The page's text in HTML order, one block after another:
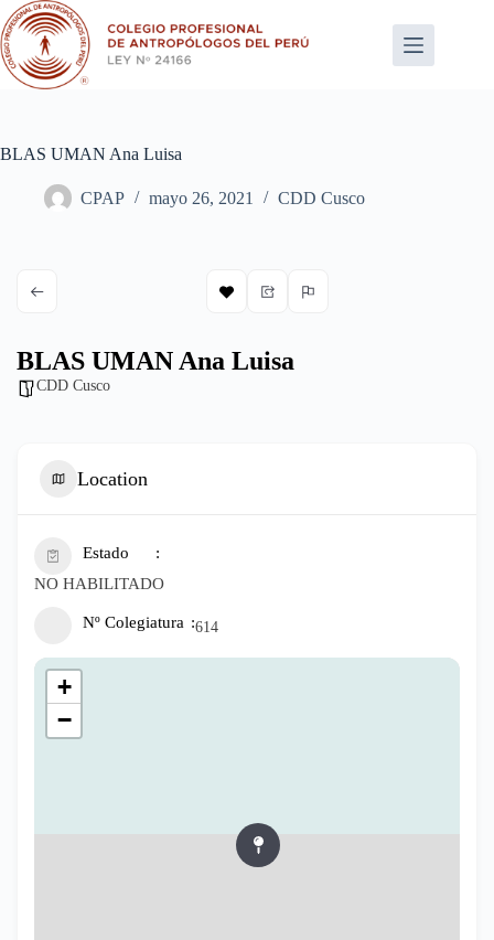
Saltar
al
contenido
BLAS UMAN Ana Luisa
CPAP mayo 26, 2021 CDD Cusco
BLAS UMAN Ana Luisa
CDD Cusco
Location
Estado
NO HABILITADO
Nº Colegiatura 614
+
−